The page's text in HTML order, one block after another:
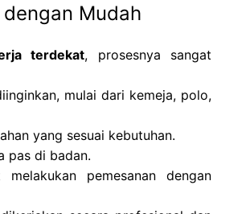
Mudah
terdekat, prosesnya sangat
mulai dari kemeja, polo,
yang sesuai kebutuhan.
pas di badan.
pemesanan dengan